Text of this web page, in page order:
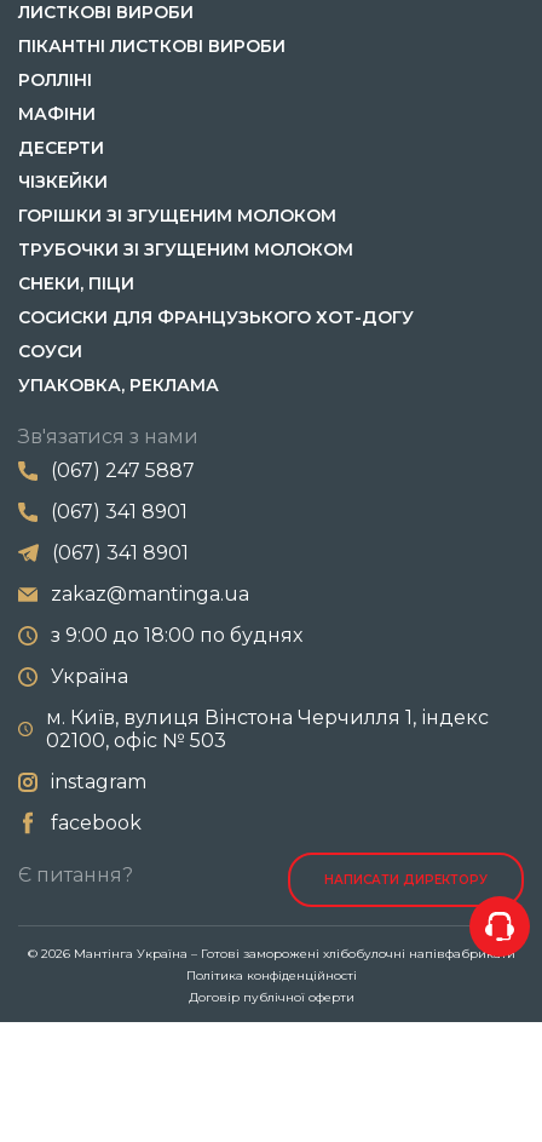
ЛИСТКОВІ ВИРОБИ
ПІКАНТНІ ЛИСТКОВІ ВИРОБИ
РОЛЛІНІ
МАФІНИ
ДЕСЕРТИ
ЧІЗКЕЙКИ
ГОРІШКИ ЗІ ЗГУЩЕНИМ МОЛОКОМ
ТРУБОЧКИ ЗІ ЗГУЩЕНИМ МОЛОКОМ
СНЕКИ, ПІЦИ
СОСИСКИ ДЛЯ ФРАНЦУЗЬКОГО ХОТ-ДОГУ
СОУСИ
УПАКОВКА, РЕКЛАМА
Зв'язатися з нами
(067) 247 5887
(067) 341 8901
(067) 341 8901
zakaz@mantinga.ua
з 9:00 до 18:00 по буднях
Україна
м. Київ, вулиця Вінстона Черчилля 1, індекс
02100, офіс № 503
instagram
facebook
Є питання? НАПИСАТИ ДИРЕКТОРУ
© 2026 Мантінга Україна – Готові заморожені хлібобулочні напівфабрикати
Політика конфіденційності
Договір публічної оферти